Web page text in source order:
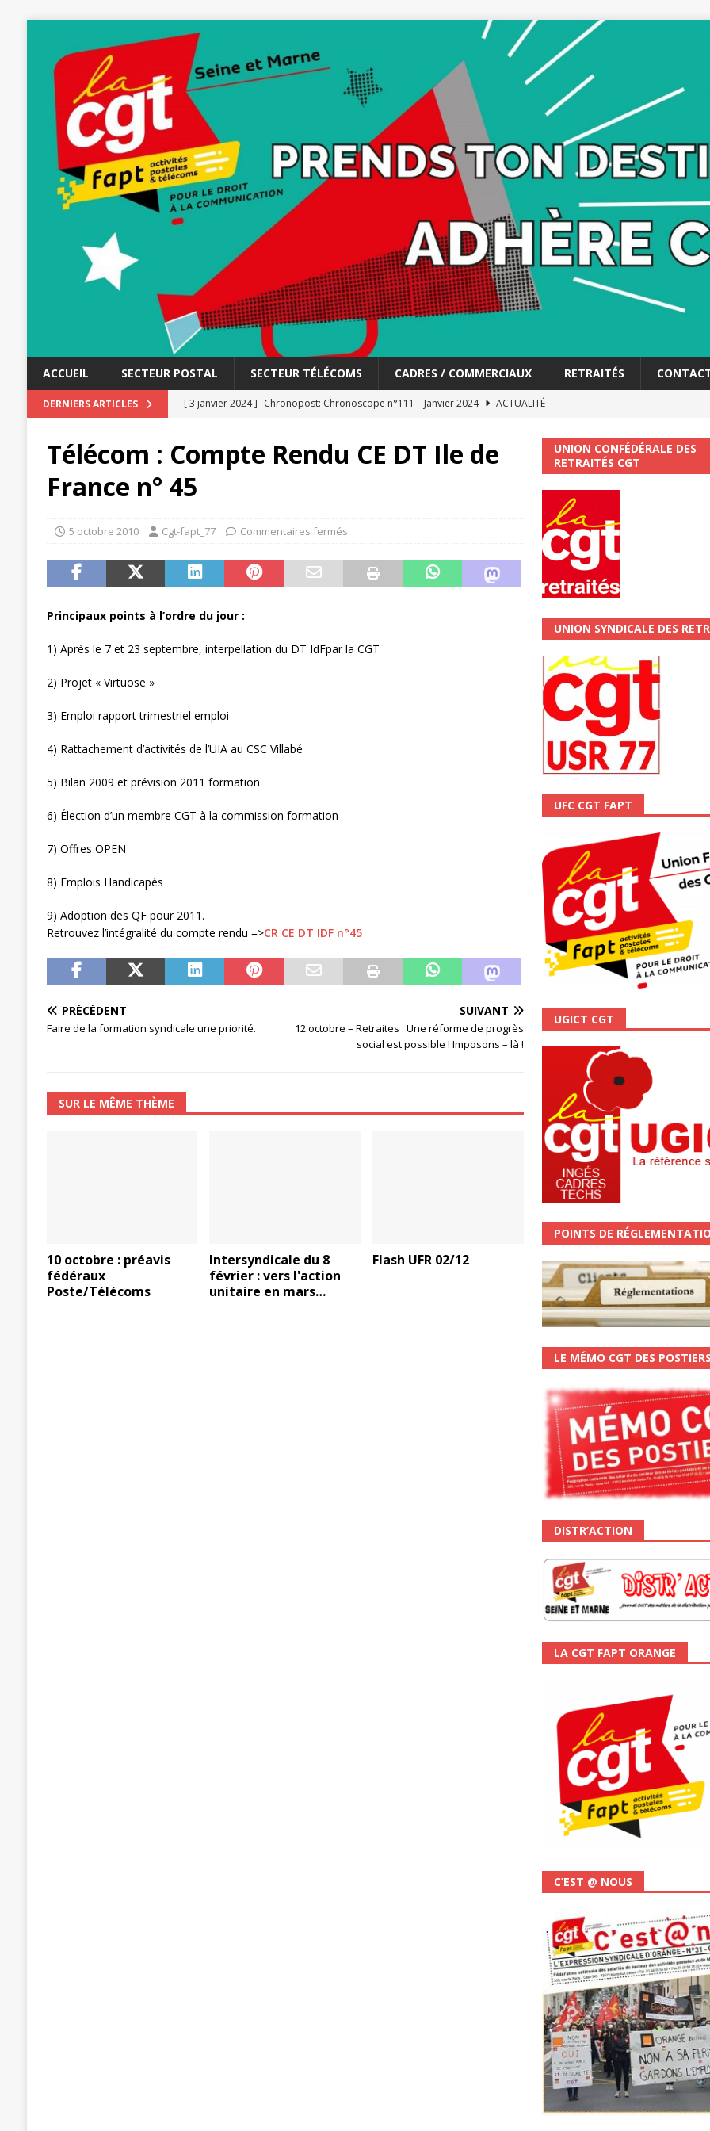
ACCUEIL SECTEUR POSTAL SECTEUR TÉLÉCOMS CADRES / COMMERCIAUX RETRAITÉS
DERNIERS ARTICLES [ 3 janvier 2024 ] Chronopost: Chronoscope n°111 – Janvier 2024
ACTUALITÉ
[ 20 novembre 2023 ]
ACTUALITÉ
[ 15 novembre 2023 ]
[ 3 avril 2026 ] Mutuelle : encore des changements et…. des augmentations pour les salariéS !!!
POSTAL
[ 19 septembre 2025 ] La Poste -Projet de développement de la Direction Commerciale DDCE/Télévente :
SECTEUR POSTAL
[ 16 septembre 2025 ]
La Poste – Activités Sociales et Culturelles : Un droit, pas un cadeau !
[ 27 avril 2024 ]
Télécom : Compte Rendu CE DT Ile de
France n° 45
5 octobre 2010 Cgt-fapt_77 Commentaires fermés
Principaux points à l’ordre du jour :
1) Après le 7 et 23 septembre, interpellation du DT IdFpar la CGT
2) Projet « Virtuose »
3) Emploi rapport trimestriel emploi
4) Rattachement d’activités de l’UIA au CSC Villabé
5) Bilan 2009 et prévision 2011 formation
6) Élection d’un membre CGT à la commission formation
7) Offres OPEN
8) Emplois Handicapés
9) Adoption des QF pour 2011.
Retrouvez l’intégralité du compte rendu =>CR CE DT IDF n°45
PRÉCÉDENT
Faire de la formation syndicale une priorité.
SUIVANT
12 octobre – Retraites : Une réforme de progrès
social est possible ! Imposons – là !
SUR LE MÊME THÈME
10 octobre : préavis
fédéraux
Poste/Télécoms
Intersyndicale du 8
février : vers l'action
unitaire en mars…
Flash UFR 02/12
UNION CONFÉDÉRALE DES
RETRAITÉS CGT
UNION SYNDICALE DES
UFC CGT FAPT
UGICT CGT
POINTS DE
LE MÉMO CGT DES
DISTR’ACTION
LA CGT FAPT ORANGE
C’EST @ NOUS